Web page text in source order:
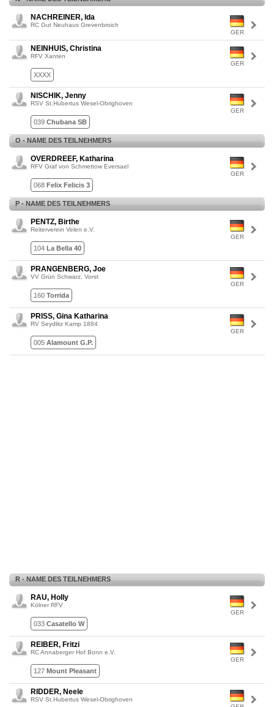
GER
NACHREINER, Ida
RC Gut Neuhaus Grevenbroich
GER
NEINHUIS, Christina
RFV Xanten
XXXX
GER
NISCHIK, Jenny
RSV St.Hubertus Wesel-Obrighoven
039 Chubana SB
O - NAME DES TEILNEHMERS
GER
OVERDREEF, Katharina
RFV Graf von Schmettow Eversael
068 Felix Felicis 3
P - NAME DES TEILNEHMERS
GER
PENTZ, Birthe
Reiterverein Velen e.V.
104 La Bella 40
GER
PRANGENBERG, Joe
VV Grün Schwarz, Vorst
160 Torrida
GER
PRISS, Gina Katharina
RV Seydlitz Kamp 1884
005 Alamount G.P.
R - NAME DES TEILNEHMERS
GER
RAU, Holly
Kölner RFV
033 Casatello W
GER
REIBER, Fritzi
RC Annaberger Hof Bonn e.V.
127 Mount Pleasant
RIDDER, Neele
RSV St.Hubertus Wesel-Obrighoven